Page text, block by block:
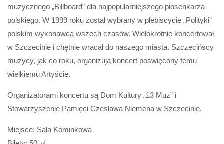
muzycznego „Billboard” dla najpopularniejszego piosenkarza
polskiego. W 1999 roku został wybrany w plebiscycie „Polityki”
polskim wykonawcą wszech czasów. Wielokrotnie koncertował
w Szczecinie i chętnie wracał do naszego miasta. Szczecińscy
muzycy, jak co roku, organizują koncert poświęcony temu
wielkiemu Artyście.
Organizatorami koncertu są Dom Kultury „13 Muz” i
Stowarzyszenie Pamięci Czesława Niemena w Szczecinie.
Miejsce: Sala Kominkowa